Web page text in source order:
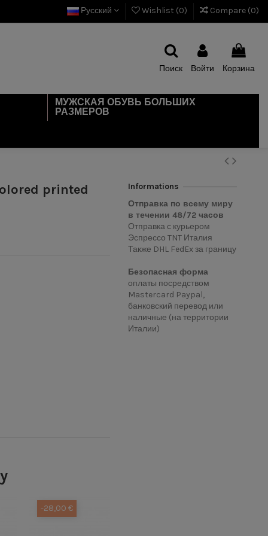
Русский Wishlist (0) Compare (0)
Поиск Войти Корзина
МУЖСКАЯ ОБУВЬ БОЛЬШИХ
РАЗМЕРОВ
printed
-28,00 €
Informations
Отправка по всему миру
в течении48/72часов
Отправка с курьером
Эспрессо TNT Италия
Также DHL FedEx за границу
Безопасная форма
оплаты посредством
Mastercard Paypal,
банковский перевод или
наличные (на территории
Италии)